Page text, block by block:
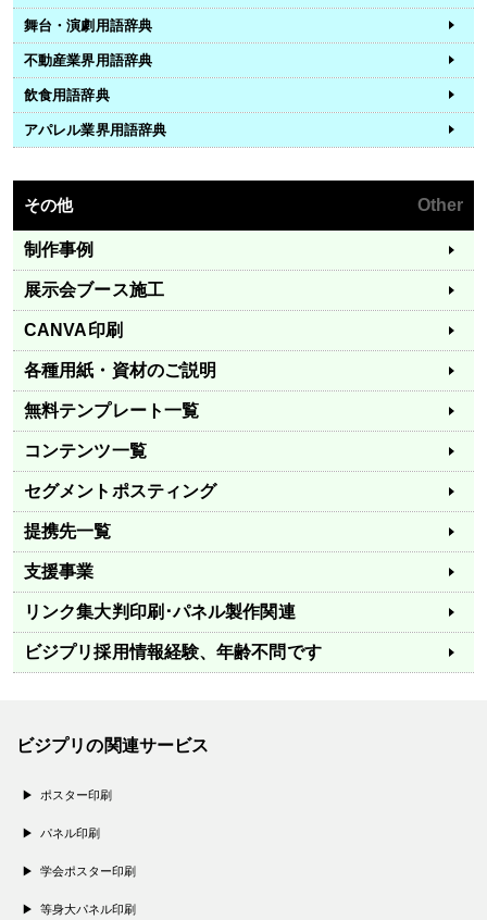
舞台・演劇用語辞典
不動産業界用語辞典
飲食用語辞典
アパレル業界用語辞典
その他 Other
制作事例
展示会ブース施工
CANVA印刷
各種用紙・資材のご説明
無料テンプレート一覧
コンテンツ一覧
セグメントポスティング
提携先一覧
支援事業
リンク集大判印刷･パネル製作関連
ビジプリ採用情報経験、年齢不問です
ビジプリの関連サービス
ポスター印刷
パネル印刷
学会ポスター印刷
等身大パネル印刷